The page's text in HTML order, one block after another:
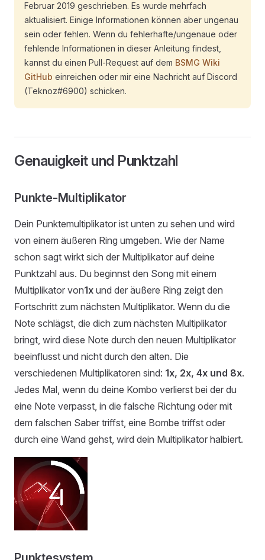
Februar 2019 geschrieben. Es wurde mehrfach
aktualisiert. Einige Informationen können aber ungenau
sein oder fehlen. Wenn du fehlerhafte/ungenaue oder
fehlende Informationen in dieser Anleitung findest,
kannst du einen Pull-Request auf dem BSMG Wiki
GitHub einreichen oder mir eine Nachricht auf Discord
(Teknoz#6900) schicken.
Genauigkeit und Punktzahl
Punkte-Multiplikator
Dein Punktemultiplikator ist unten zu sehen und wird
von einem äußeren Ring umgeben. Wie der Name
schon sagt wirkt sich der Multiplikator auf deine
Punktzahl aus. Du beginnst den Song mit einem
Multiplikator von1x und der äußere Ring zeigt den
Fortschritt zum nächsten Multiplikator. Wenn du die
Note schlägst, die dich zum nächsten Multiplikator
bringt, wird diese Note durch den neuen Multiplikator
beeinflusst und nicht durch den alten. Die
verschiedenen Multiplikatoren sind: 1x, 2x, 4x und 8x.
Jedes Mal, wenn du deine Kombo verlierst bei der du
eine Note verpasst, in die falsche Richtung oder mit
dem falschen Saber triffst, eine Bombe triffst oder
durch eine Wand gehst, wird dein Multiplikator halbiert.